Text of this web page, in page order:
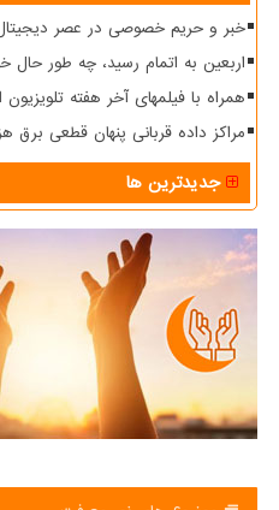
خبر و حریم خصوصی در عصر
اربعین به اتمام رسید، چه طور حال
همراه با فیلمهای آخر هفته
مراکز داده قربانی پنهان قطعی برق
جدیدترین ها